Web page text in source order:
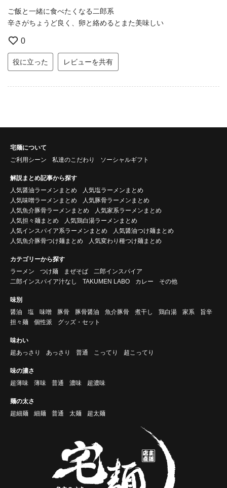
ご飯と一緒に食べたくなる二郎系
辛さがちょうど良く、卵と絡めるとまた美味しい
0
役に立った レビューを共有
宅麺について
ご利用シーン
私達のこだわり ソーシャルギフト
解説まとめ記事から探す
人気醤油ラーメンまとめ
人気塩ラーメンまとめ
人気味噌ラーメンまとめ
人気豚骨ラーメンまとめ
人気魚介豚骨ラーメンまとめ
人気家系ラーメンまとめ
人気担々麺まとめ
人気鶏白湯ラーメンまとめ
人気インスパイア系ラーメンまとめ
人気醤油つけ麺まとめ
人気魚介豚骨つけ麺まとめ
人気変わり種つけ麺まとめ
カテゴリーから探す
ラーメン
つけ麺 まぜそば
二郎インスパイア
二郎インスパイア汁なし
TAKUMEN LABO カレー その他
味別
醤油
塩 味噌 豚骨 豚骨醤油 魚介豚骨 煮干し 鶏白湯 家系
旨辛
担々麺
個性派 グッズ・セット
味わい
超あっさり
あっさり 普通 こってり 超こってり
味の濃さ
超薄味
薄味 普通 濃味 超濃味
麺の太さ
超細麺
細麺 普通 太麺 超太麺